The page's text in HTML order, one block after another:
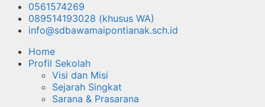
0561574269
089514193028 (khusus WA)
info@sdbawamaipontianak.sch.id
Home
Profil Sekolah
Visi dan Misi
Sejarah Singkat
Sarana & Prasarana